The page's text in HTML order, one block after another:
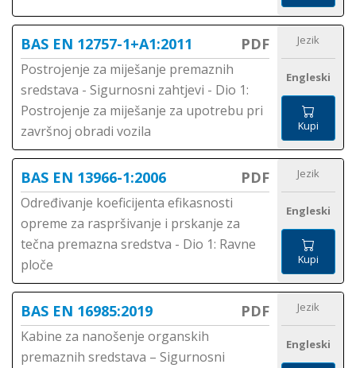
BAS EN 12757-1+A1:2011 PDF
Postrojenje za miješanje premaznih
sredstava - Sigurnosni zahtjevi - Dio 1:
Postrojenje za miješanje za upotrebu pri
završnoj obradi vozila
Jezik
Engleski
Kupi
BAS EN 13966-1:2006 PDF
Određivanje koeficijenta efikasnosti
opreme za raspršivanje i prskanje za
tečna premazna sredstva - Dio 1: Ravne
ploče
Jezik
Engleski
Kupi
BAS EN 16985:2019 PDF
Kabine za nanošenje organskih
premaznih sredstava – Sigurnosni
Jezik
Engleski